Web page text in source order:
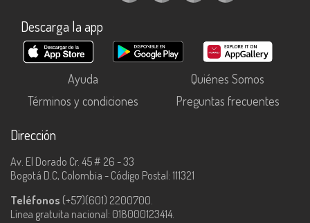
Descarga la app
Ayuda
Quiénes Somos
Términos y condiciones
Preguntas frecuentes
Dirección
Av. El Dorado Cr. 45 # 26 - 33
Bogotá D.C, Colombia - Código Postal: 111321
Teléfonos (+57)(601) 2200700.
Línea gratuita nacional: 018000123414.